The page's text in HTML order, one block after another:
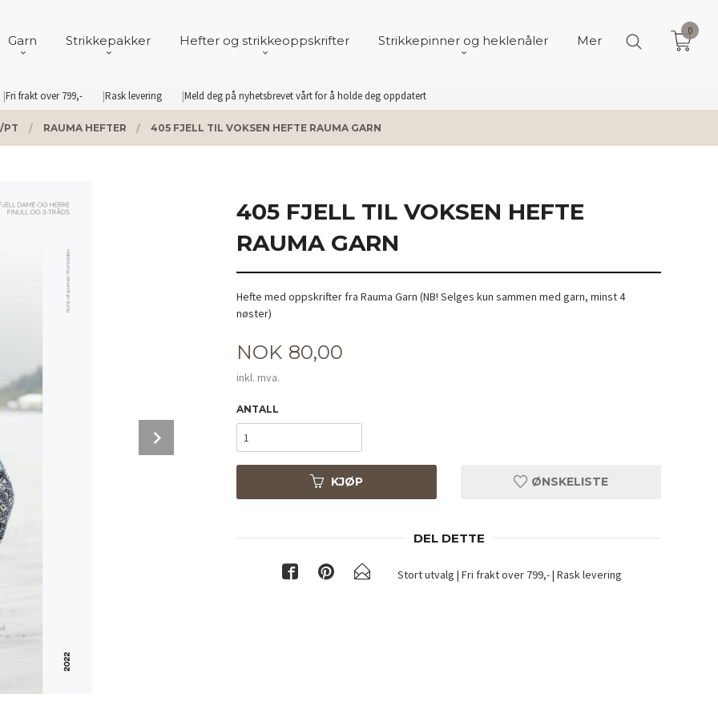
Fri frakt over 799,- Rask levering Meld deg på nyhetsbrevet vårt for å holde deg oppdatert
Garn Strikkepakker Hefter og strikkeoppskrifter Strikkepinner og heklenåler Mer
0
PT RAUMA HEFTER 405 FJELL TIL VOKSEN HEFTE RAUMA GARN
405 FJELL TIL VOKSEN HEFTE
RAUMA GARN
Hefte med oppskrifter fra Rauma Garn (NB! Selges kun sammen med garn, minst 4
nøster)
Pris
NOK 80,00
inkl. mva.
ANTALL
KJØP ØNSKELISTE
DEL DETTE
Stort utvalg | Fri frakt over 799,- | Rask levering